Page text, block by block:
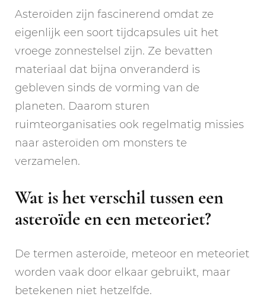
Asteroïden zijn fascinerend omdat ze
eigenlijk een soort tijdcapsules uit het
vroege zonnestelsel zijn. Ze bevatten
materiaal dat bijna onveranderd is
gebleven sinds de vorming van de
planeten. Daarom sturen
ruimteorganisaties ook regelmatig missies
naar asteroïden om monsters te
verzamelen.
Wat is het verschil tussen een
asteroïde en een meteoriet?
De termen asteroïde, meteoor en meteoriet
worden vaak door elkaar gebruikt, maar
betekenen niet hetzelfde.